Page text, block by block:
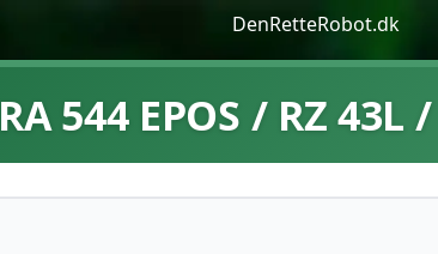
DenRetteRobot.dk
544 EPOS / RZ 43L /